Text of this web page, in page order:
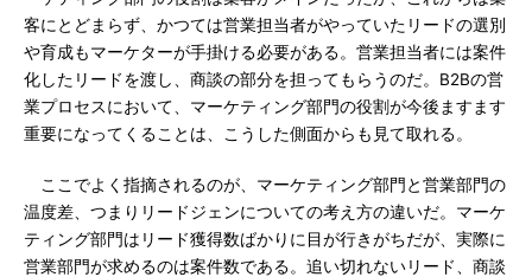
客にとどまらず、かつては営業担当者がやっていたリードの選別
や育成もマーケターが手掛ける必要がある。営業担当者には案件
化したリードを渡し、商談の部分を担ってもらうのだ。B2Bの営
業プロセスにおいて、マーケティング部門の役割が今後ますます
重要になってくることは、こうした側面からも見て取れる。
ここでよく指摘されるのが、マーケティング部門と営業部門の
温度差、つまりリードジェンについての考え方の違いだ。マーケ
ティング部門はリード獲得数ばかりに目が行きがちだが、実際に
営業部門が求めるのは案件数である。追い切れないリード、商談